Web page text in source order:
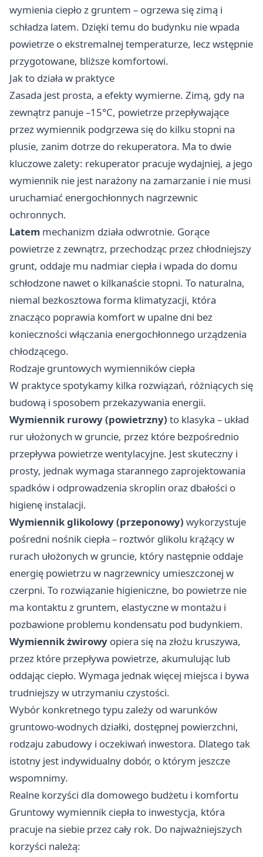
wymienia ciepło z gruntem – ogrzewa się zimą i
schładza latem. Dzięki temu do budynku nie wpada
powietrze o ekstremalnej temperaturze, lecz wstępnie
przygotowane, bliższe komfortowi.
Jak to działa w praktyce
Zasada jest prosta, a efekty wymierne. Zimą, gdy na
zewnątrz panuje –15°C, powietrze przepływające
przez wymiennik podgrzewa się do kilku stopni na
plusie, zanim dotrze do rekuperatora. Ma to dwie
kluczowe zalety: rekuperator pracuje wydajniej, a jego
wymiennik nie jest narażony na zamarzanie i nie musi
uruchamiać energochłonnych nagrzewnic
ochronnych.
Latem mechanizm działa odwrotnie. Gorące
powietrze z zewnątrz, przechodząc przez chłodniejszy
grunt, oddaje mu nadmiar ciepła i wpada do domu
schłodzone nawet o kilkanaście stopni. To naturalna,
niemal bezkosztowa forma klimatyzacji, która
znacząco poprawia komfort w upalne dni bez
konieczności włączania energochłonnego urządzenia
chłodzącego.
Rodzaje gruntowych wymienników ciepła
W praktyce spotykamy kilka rozwiązań, różniących się
budową i sposobem przekazywania energii.
Wymiennik rurowy (powietrzny) to klasyka – układ
rur ułożonych w gruncie, przez które bezpośrednio
przepływa powietrze wentylacyjne. Jest skuteczny i
prosty, jednak wymaga starannego zaprojektowania
spadków i odprowadzenia skroplin oraz dbałości o
higienę instalacji.
Wymiennik glikolowy (przeponowy) wykorzystuje
pośredni nośnik ciepła – roztwór glikolu krążący w
rurach ułożonych w gruncie, który następnie oddaje
energię powietrzu w nagrzewnicy umieszczonej w
czerpni. To rozwiązanie higieniczne, bo powietrze nie
ma kontaktu z gruntem, elastyczne w montażu i
pozbawione problemu kondensatu pod budynkiem.
Wymiennik żwirowy opiera się na złożu kruszywa,
przez które przepływa powietrze, akumulując lub
oddając ciepło. Wymaga jednak więcej miejsca i bywa
trudniejszy w utrzymaniu czystości.
Wybór konkretnego typu zależy od warunków
gruntowo-wodnych działki, dostępnej powierzchni,
rodzaju zabudowy i oczekiwań inwestora. Dlatego tak
istotny jest indywidualny dobór, o którym jeszcze
wspomnimy.
Realne korzyści dla domowego budżetu i komfortu
Gruntowy wymiennik ciepła to inwestycja, która
pracuje na siebie przez cały rok. Do najważniejszych
korzyści należą: